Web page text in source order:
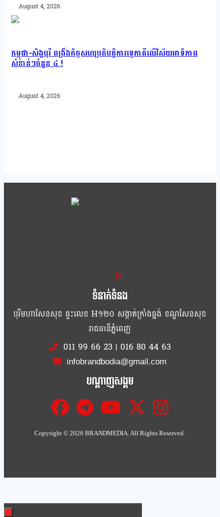
August 4, 2026
កម្ពុជា-សិង្ហបុរី ពង្រឹងកិច្ចសហប្រតិបត្តិការទ្វេភាគីលើវិស័យអាទិភាព
សំខាន់ៗចំនួន ៤ !
August 4, 2026
ខ្លឹម ខ្លី រហ័ស
ទំនាក់ទំនង
បុរីមហាសែនសុខ ផ្ទះលេខ H១២០ សង្កាត់ក្រាំងធ្នង់ ខណ្ឌសែនសុខ
រាជធានីភ្នំពេញ
011 99 66 23| 016 80 44 63
infobrandbodia@gmail.com
បណ្ដាញសង្គម
Copyright ©2026 BRANDMEDIA. All Rights Reserved.